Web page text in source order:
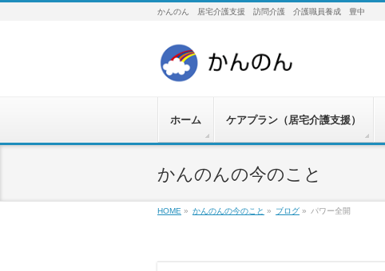
かんのん 居宅介護支援 訪問介護 介護職員養成 豊中
ホーム ケアプラン（居宅介護支援）
かんのんの今のこと
HOME » かんのんの今のこと » ブログ » パワー全開